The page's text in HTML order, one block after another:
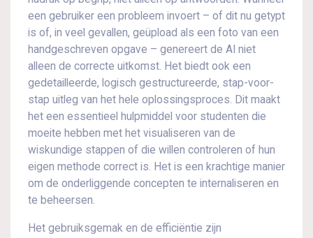
een gebruiker een probleem invoert – of dit nu getypt
is of, in veel gevallen, geüpload als een foto van een
handgeschreven opgave – genereert de AI niet
alleen de correcte uitkomst. Het biedt ook een
gedetailleerde, logisch gestructureerde, stap-voor-
stap uitleg van het hele oplossingsproces. Dit maakt
het een essentieel hulpmiddel voor studenten die
moeite hebben met het visualiseren van de
wiskundige stappen of die willen controleren of hun
eigen methode correct is. Het is een krachtige manier
om de onderliggende concepten te internaliseren en
te beheersen.
Het gebruiksgemak en de efficiëntie zijn